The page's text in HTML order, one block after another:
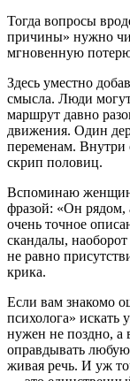
Тогда вопросы
причины» нужно
мгновенную
Здесь уместно
смысла. Люди
маршрут давно
движения. Один
переменам. Внутри
скрип половиц.
Вспоминаю
фразой: «Он рядом,
очень точное
скандалы,
не равно
крика.
Если вам знакомо
психолога» искать
нужен не поздно, а
оправдывать
живая речь. И уж